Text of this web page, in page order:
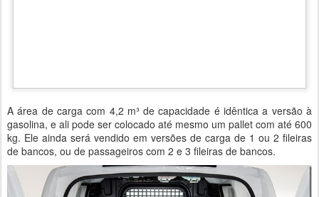
A área de carga com 4,2 m³ de capacidade é idêntica a versão à
gasolina, e ali pode ser colocado até mesmo um pallet com até 600
kg. Ele ainda será vendido em versões de carga de 1 ou 2 fileiras
de bancos, ou de passageiros com 2 e 3 fileiras de bancos.